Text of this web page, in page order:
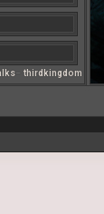
– thirdkingdom